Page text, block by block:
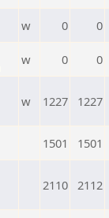
w 0 0
w 0 0
w 1227 1227
1501 1501
2110 2112